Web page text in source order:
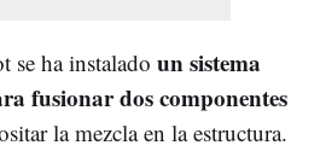
se ha instalado un sistema
fusionar dos componentes
la mezcla en la estructura.